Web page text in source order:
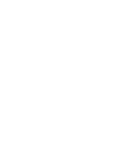
S'EN SORTIR ?"